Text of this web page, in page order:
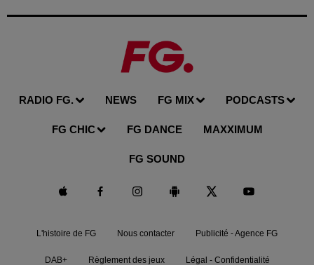
RADIO FG. NEWS FG MIX PODCASTS
FG CHIC FG DANCE MAXXIMUM
FG SOUND
L'histoire de FG Nous contacter Publicité - Agence FG
DAB+ Règlement des jeux Légal - Confidentialité